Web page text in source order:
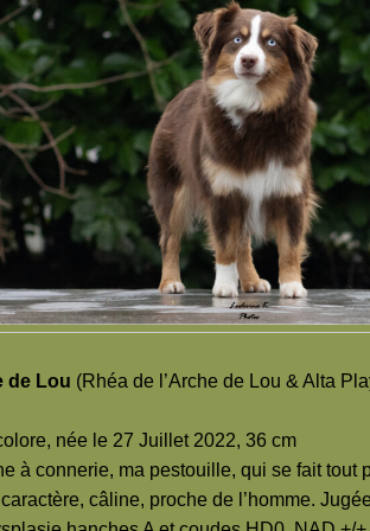
de Lou (Rhéa de l’Arche de Lou & Alta
née le 27 Juillet 2022, 36 cm
à connerie, ma pestouille, qui se fait tout
câline, proche de l’homme.